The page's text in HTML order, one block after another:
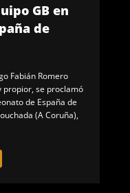
GB en
de
Fabián Romero
propior, se proclamó
de España de
(A Coruña),